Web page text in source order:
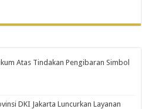
Atas Tindakan Pengibaran Simbol
DKI Jakarta Luncurkan Layanan